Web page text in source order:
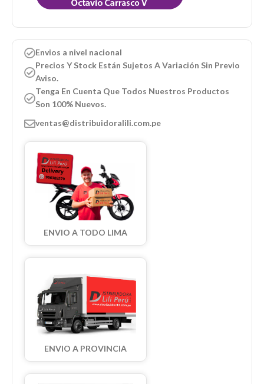
Envios a nivel nacional
Precios Y Stock Están Sujetos A Variación Sin Previo
Aviso.
Tenga En Cuenta Que Todos Nuestros Productos
Son 100% Nuevos.
ventas@distribuidoralili.com.pe
ENVIO A TODO LIMA
ENVIO A PROVINCIA